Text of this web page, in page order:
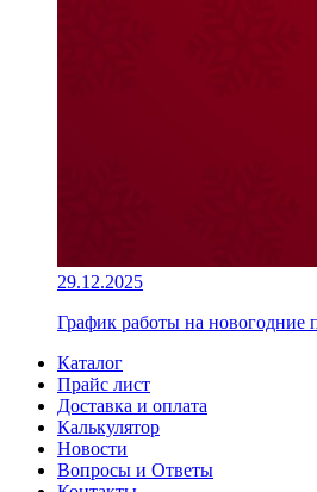
29.12.2025
График работы на новогодние
Каталог
Прайс лист
Доставка и оплата
Калькулятор
Новости
Вопросы и Ответы